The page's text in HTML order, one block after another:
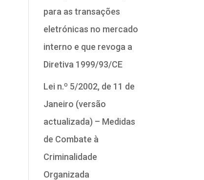
para as transações
eletrónicas no mercado
interno e que revoga a
Diretiva 1999/93/CE
Lei n.º 5/2002, de 11 de
Janeiro (versão
actualizada) – Medidas
de Combate à
Criminalidade
Organizada